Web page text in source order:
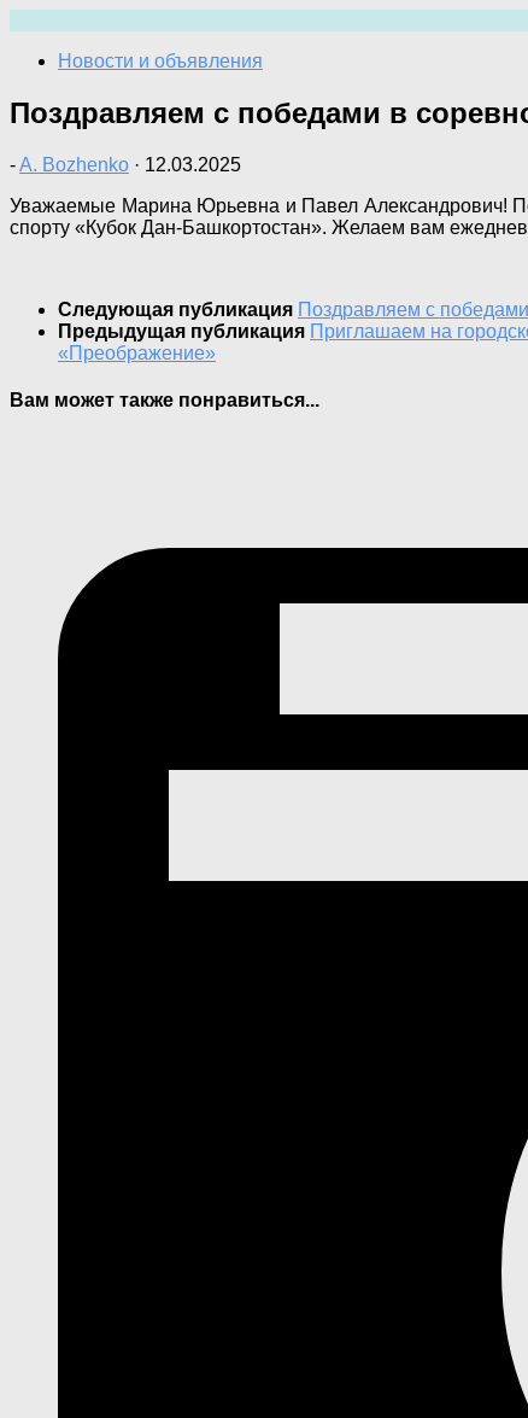
содержимому
Новости и объявления
Поздравляем с победами в
-A. Bozhenko · 12.03.2025
Уважаемые Марина Юрьевна и Павел Александрович!
спорту «Кубок Дан-Башкортостан». Желаем вам
Следующая публикация Поздравляем с
Предыдущая публикация Приглашаем на
«Преображение»
Вам может также понравиться...